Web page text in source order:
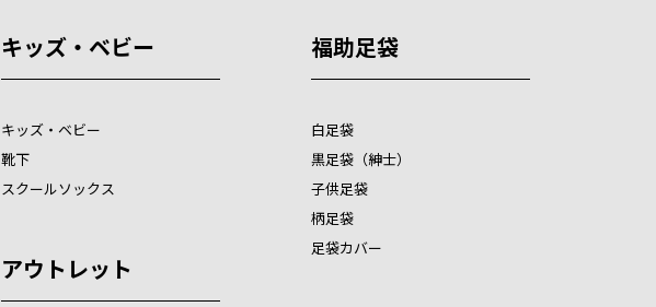
キッズ・ベビー
キッズ・ベビー
靴下
スクールソックス
アウトレット
福助足袋
白足袋
黒足袋（紳士）
子供足袋
柄足袋
足袋カバー